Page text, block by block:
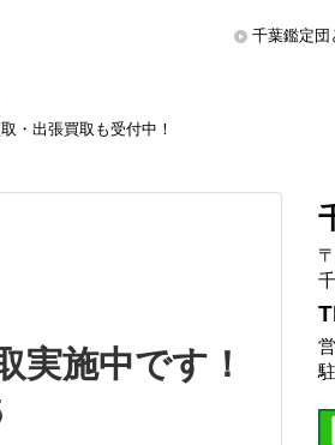
・出張買取も受付中！
千葉鑑定団
実施中です！